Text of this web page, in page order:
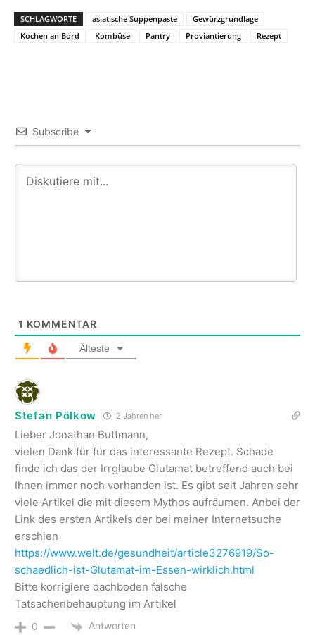
SCHLAGWORTE asiatische Suppenpaste
Gewürzgrundlage
Kochen an Bord
Kombüse Pantry Proviantierung Rezept
Subscribe
1 KOMMENTAR
Älteste
Stefan Pölkow 2 Jahren her
Lieber Jonathan Buttmann,
vielen Dank für für das interessante Rezept. Schade
finde ich das der Irrglaube Glutamat betreffend auch bei
Ihnen immer noch vorhanden ist. Es gibt seit Jahren sehr
viele Artikel die mit diesem Mythos aufräumen. Anbei der
Link des ersten Artikels der bei meiner Internetsuche
erschien
https://www.welt.de/gesundheit/article3276919/So-
schaedlich-ist-Glutamat-im-Essen-wirklich.html
Bitte korrigiere dachboden falsche
Tatsachenbehauptung im Artikel
0 Antworten